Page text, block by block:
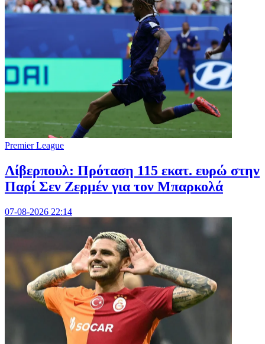
Premier League
Λίβερπουλ: Πρόταση 115 εκατ. ευρώ στην
Παρί Σεν Ζερμέν για τον Μπαρκολά
07-08-2026 22:14